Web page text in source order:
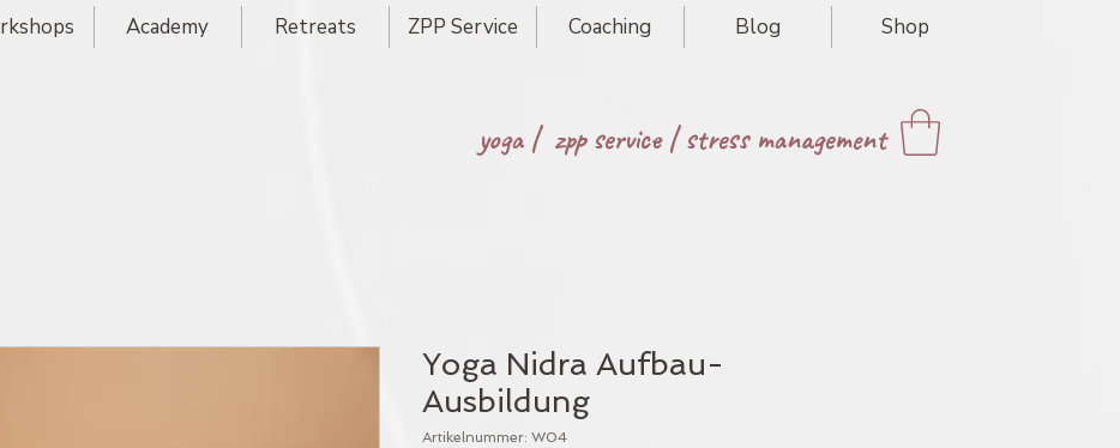
Academy Retreats ZPP Service Coaching Blog Shop
yoga | zpp service|stress management
Yoga Nidra Aufbau-
Ausbildung
Artikelnummer: W04